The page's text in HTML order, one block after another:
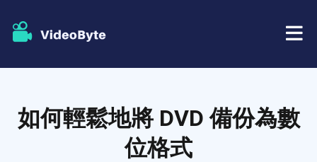
BD-DVD 開膛手
店鋪
如何輕鬆地將 DVD 備份為數
位格式